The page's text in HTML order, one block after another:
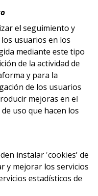
el seguimiento y
usuarios en los
mediante este tipo
de la actividad de
y para la
de los usuarios
mejoras en el
uso que hacen los
instalar 'cookies' de
y mejorar los servicios
estadísticos de